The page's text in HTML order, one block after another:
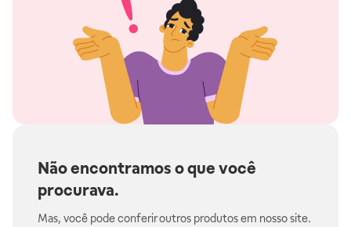
Não encontramos o que você
procurava.
Mas, você pode conferir outros produtos em nosso site.